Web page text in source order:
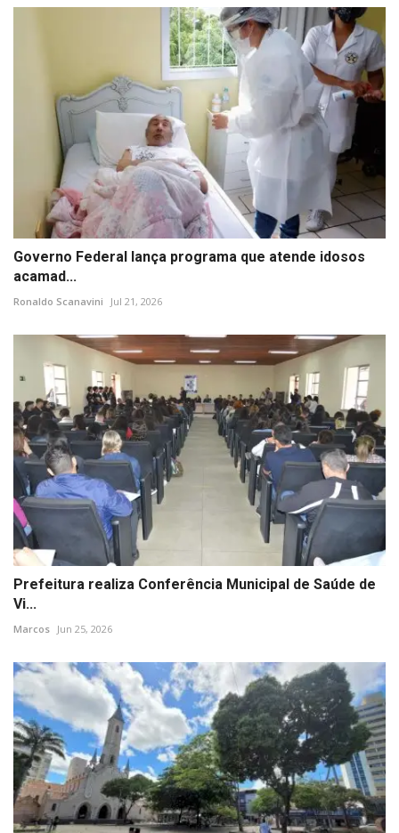
Governo Federal lança programa que atende idosos
acamad...
Ronaldo Scanavini Jul 21, 2026
Prefeitura realiza Conferência Municipal de Saúde de
Vi...
Marcos Jun 25, 2026